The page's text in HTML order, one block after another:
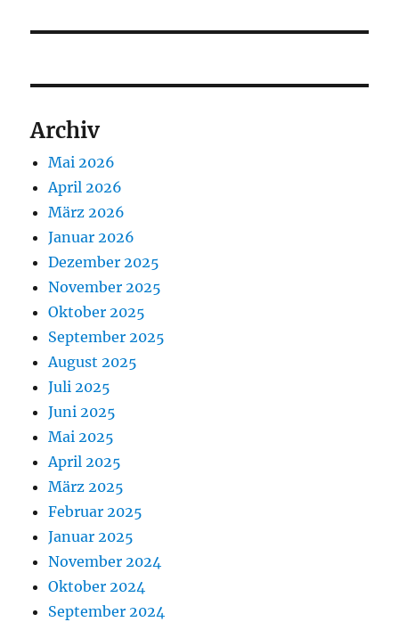
Archiv
Mai 2026
April 2026
März 2026
Januar 2026
Dezember 2025
November 2025
Oktober 2025
September 2025
August 2025
Juli 2025
Juni 2025
Mai 2025
April 2025
März 2025
Februar 2025
Januar 2025
November 2024
Oktober 2024
September 2024